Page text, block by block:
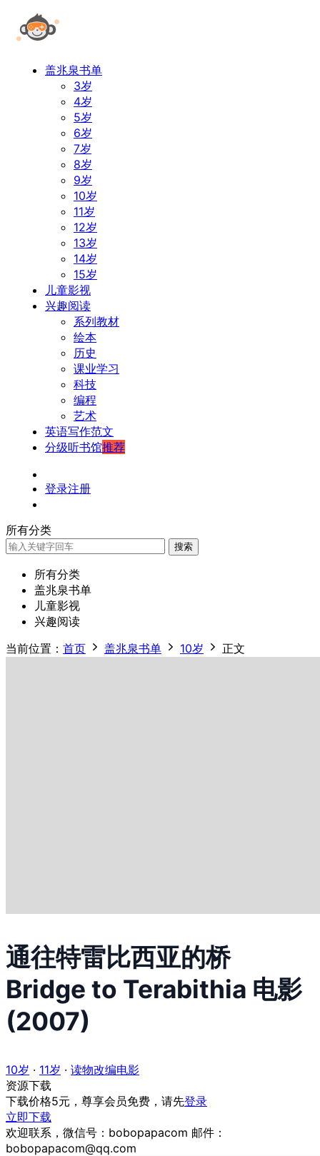
盖兆泉书单
3岁
4岁
5岁
6岁
7岁
8岁
9岁
10岁
11岁
12岁
13岁
14岁
15岁
儿童影视
兴趣阅读
系列教材
绘本
历史
课业学习
科技
编程
艺术
英语写作范文
分级听书馆推荐
登录注册
所有分类
搜索
所有分类
盖兆泉书单
儿童影视
兴趣阅读
当前位置： 首页 盖兆泉书单 10岁 正文
通往特雷比西亚的桥
Bridge to Terabithia 电影
(2007)
10岁 · 11岁 · 读物改编电影
资源下载
下载价格5元，尊享会员免费，请先登录
立即下载
欢迎联系，微信号：bobopapacom 邮件：
bobopapacom@qq.com